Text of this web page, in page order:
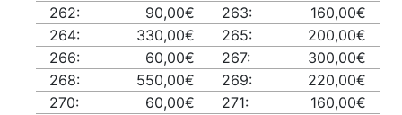
262:
90,00€ 263:
160,00€
264:
330,00€ 265:
200,00€
266:
60,00€ 267:
300,00€
268:
550,00€ 269:
220,00€
270:
60,00€ 271:
160,00€